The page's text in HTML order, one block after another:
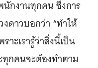
กงานทุกคน ซึ่งการ
ดาวบอกว่า “ทำให้
าะเรารู้ว่าสิ่งนี้เป็น
กคนจะต้องทำตาม